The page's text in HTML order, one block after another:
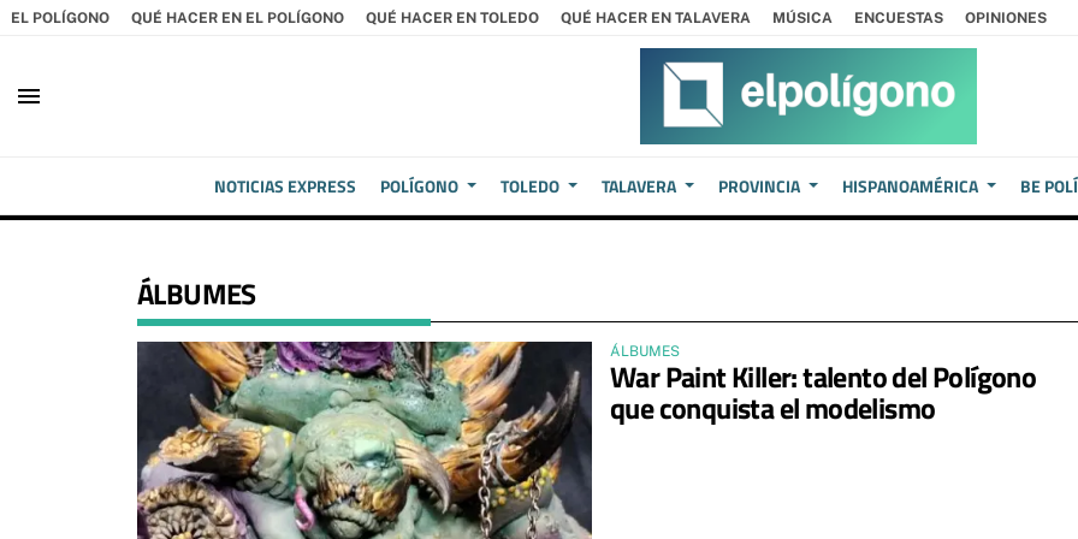
EL POLÍGONO QUÉ HACER EN EL POLÍGONO QUÉ HACER EN TOLEDO QUÉ HACER EN TALAVERA MÚSICA ENCUESTAS OPINIONES
menu
NOTICIAS EXPRESS POLÍGONO TOLEDO TALAVERA PROVINCIA HISPANOAMÉRICA BE
ÁLBUMES
ÁLBUMES
War Paint Killer: talento del Polígono
que conquista el modelismo